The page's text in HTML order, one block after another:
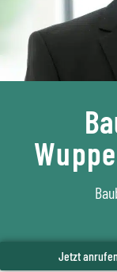
Jetzt